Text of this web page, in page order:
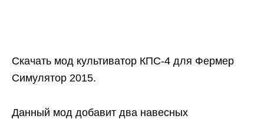
Скачать мод культиватор КПС-4 для Фермер
Симулятор 2015.
Данный мод добавит два навесных